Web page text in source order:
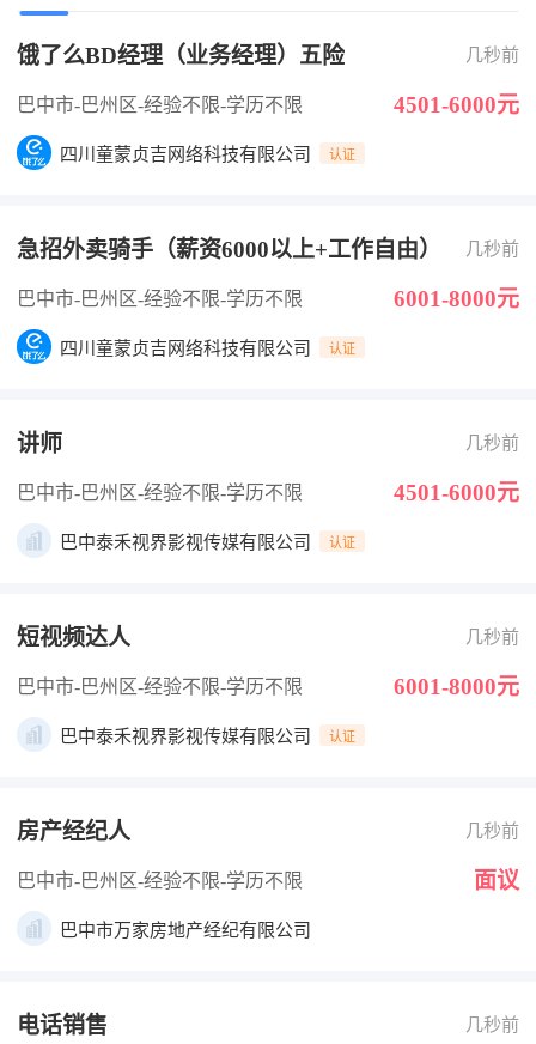
饿了么BD经理（业务经理）五险 几秒前
巴中市-巴州区-经验不限-学历不限 4501-6000元
四川童蒙贞吉网络科技有限公司 认证
急招外卖骑手（薪资6000以上+工作自由） 几秒前
巴中市-巴州区-经验不限-学历不限 6001-8000元
四川童蒙贞吉网络科技有限公司 认证
讲师 几秒前
巴中市-巴州区-经验不限-学历不限 4501-6000元
巴中泰禾视界影视传媒有限公司 认证
短视频达人 几秒前
巴中市-巴州区-经验不限-学历不限 6001-8000元
巴中泰禾视界影视传媒有限公司 认证
房产经纪人 几秒前
巴中市-巴州区-经验不限-学历不限 面议
巴中市万家房地产经纪有限公司
电话销售 几秒前